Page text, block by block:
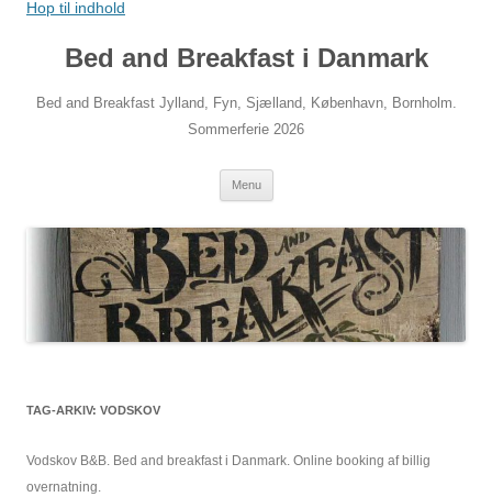
Hop til indhold
Bed and Breakfast i Danmark
Bed and Breakfast Jylland, Fyn, Sjælland, København, Bornholm.
Sommerferie 2026
Menu
TAG-ARKIV: VODSKOV
Vodskov B&B. Bed and breakfast i Danmark. Online booking af billig
overnatning.